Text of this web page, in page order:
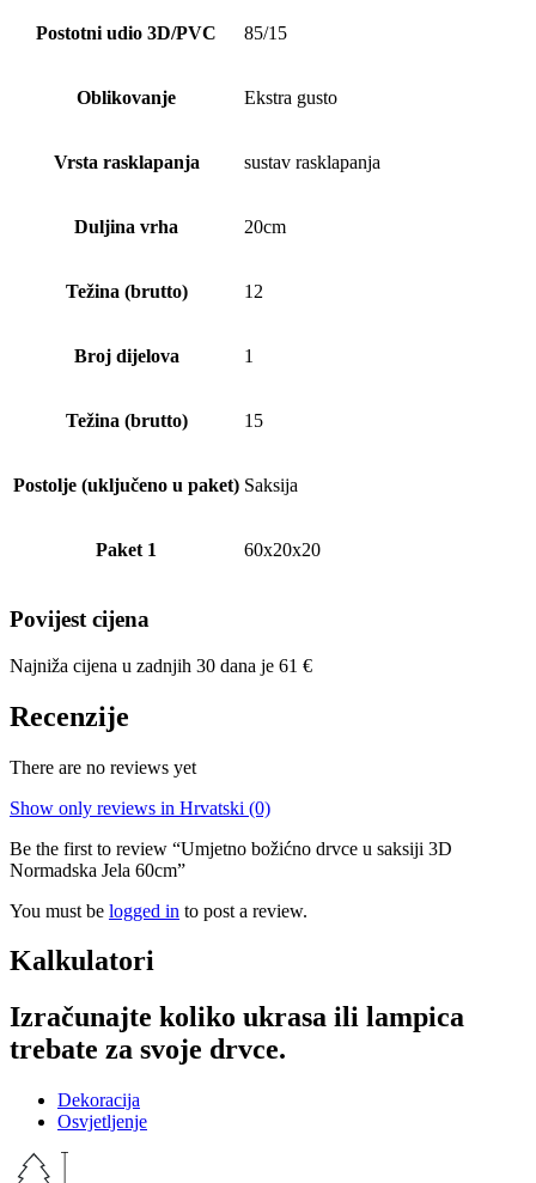
Postotni udio 3D/PVC 85/15
Oblikovanje Ekstra gusto
Vrsta rasklapanja sustav rasklapanja
Duljina vrha 20cm
Težina (brutto) 12
Broj dijelova 1
Težina (brutto) 15
Postolje (uključeno u paket) Saksija
Paket 1 60x20x20
Povijest cijena
Najniža cijena u zadnjih 30 dana je 61 €
Recenzije
There are no reviews yet
Show only reviews in Hrvatski (0)
Be the first to review “Umjetno božićno drvce u saksiji 3D
Normadska Jela 60cm”
You must be logged in to post a review.
Kalkulatori
Izračunajte koliko ukrasa ili lampica
trebate za svoje drvce.
Dekoracija
Osvjetljenje